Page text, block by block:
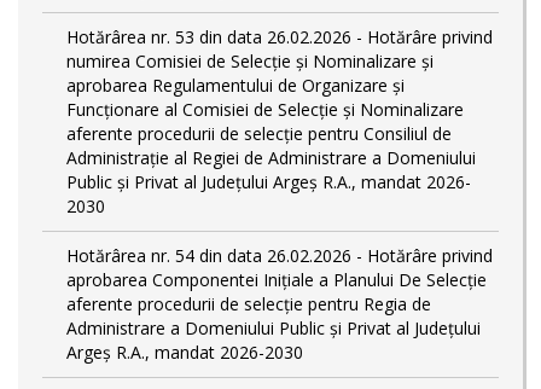
Hotărârea nr. 53 din data 26.02.2026 - Hotărâre privind
numirea Comisiei de Selecție și Nominalizare și
aprobarea Regulamentului de Organizare și
Funcționare al Comisiei de Selecție și Nominalizare
aferente procedurii de selecție pentru Consiliul de
Administrație al Regiei de Administrare a Domeniului
Public şi Privat al Județului Argeș R.A., mandat 2026-
2030
Hotărârea nr. 54 din data 26.02.2026 - Hotărâre privind
aprobarea Componentei Inițiale a Planului De Selecție
aferente procedurii de selecție pentru Regia de
Administrare a Domeniului Public şi Privat al Județului
Argeș R.A., mandat 2026-2030